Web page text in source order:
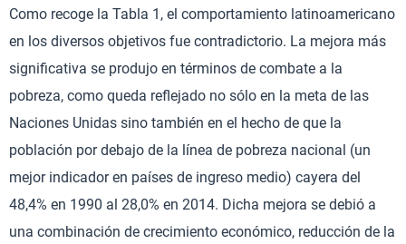
Como recoge la Tabla 1, el comportamiento latinoamericano
en los diversos objetivos fue contradictorio. La mejora más
significativa se produjo en términos de combate a la
pobreza, como queda reflejado no sólo en la meta de las
Naciones Unidas sino también en el hecho de que la
población por debajo de la línea de pobreza nacional (un
mejor indicador en países de ingreso medio) cayera del
48,4% en 1990 al 28,0% en 2014. Dicha mejora se debió a
una combinación de crecimiento económico, reducción de la